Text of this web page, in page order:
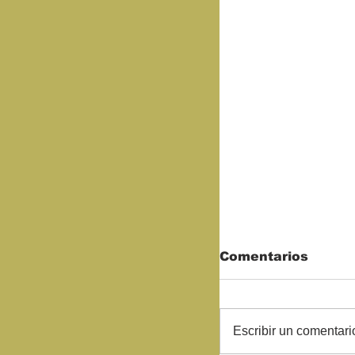
Comentarios
Escribir un